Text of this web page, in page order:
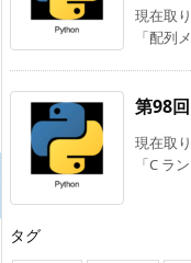
現在取
「配列
第98
現在取
「C ラ
タグ